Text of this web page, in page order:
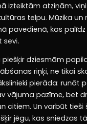
izteiktām atziņām,
telpu. Mūzika
pavedienā, kas
sevi.
piešķir dziesmām
riņķi, ne tikai
pierāda: runāt
vājuma pazīme, bet
citiem. Un varbūt tieši
jēgu, kas sniedzas